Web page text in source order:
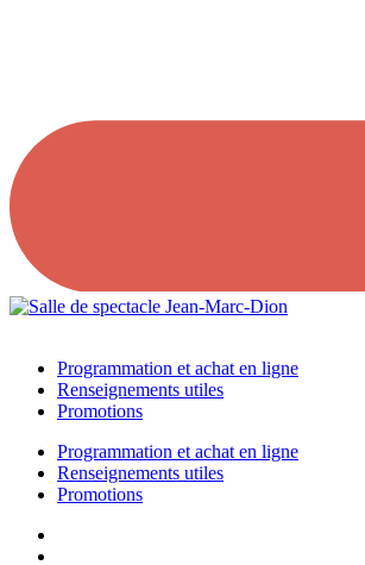
Programmation et achat en ligne
Renseignements utiles
Promotions
Programmation et achat en ligne
Renseignements utiles
Promotions